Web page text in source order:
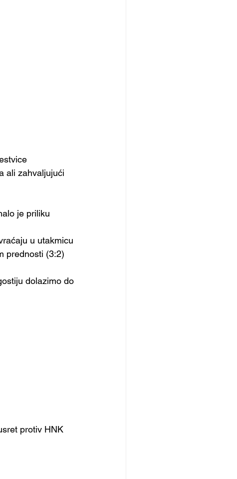
ali zahvaljujući
je priliku
u utakmicu
prednosti (3:2)
dolazimo do
protiv HNK